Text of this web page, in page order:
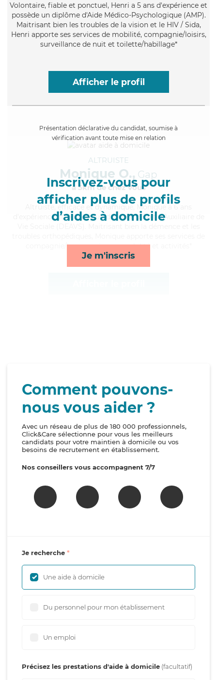
Volontaire, fiable et ponctuel, Henri a 5 ans d'expérience et
possède un diplôme d'Aide Médico-Psychologique (AMP).
Maitrisant bien les troubles de la vision et le HIV / Sida,
Henri apporte ses services de mobilité, compagnie/loisirs,
surveillance de nuit et toilette/habillage*
Afficher le profil
Présentation déclarative du candidat, soumise à
vérification avant toute mise en relation
Inscrivez-vous pour
afficher plus de profils
d’aides à domicile
Je m'inscris
ALTRUISTE
Monique O., Gap
à 5km de chez Vous
, efficace et dynamique, Monique a 6 ans
d'expérience et possède un diplôme d'État d'Auxiliaire de
compagnie/loisirs, ménage, mobilité et activités*
Comment pouvons-
nous vous aider ?
Avec un réseau de plus de 180 000 professionnels,
Click&Care sélectionne pour vous les meilleurs
candidats pour votre maintien à domicile ou vos
besoins de recrutement en établissement.
Nos conseillers vous accompagnent 7/7
Je recherche
Une aide à domicile
Du personnel pour mon établissement
Un emploi
Précisez les prestations d'aide à domicile